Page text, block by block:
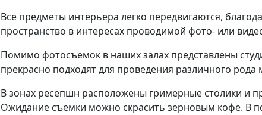
Все предметы интерьера легко передвигаются,
пространство в интересах проводимой фото- или
Помимо фотосъемок в наших залах представлены
прекрасно подходят для проведения различного
В зонах ресепшн расположены гримерные столики и
Ожидание съемки можно скрасить зерновым кофе. В